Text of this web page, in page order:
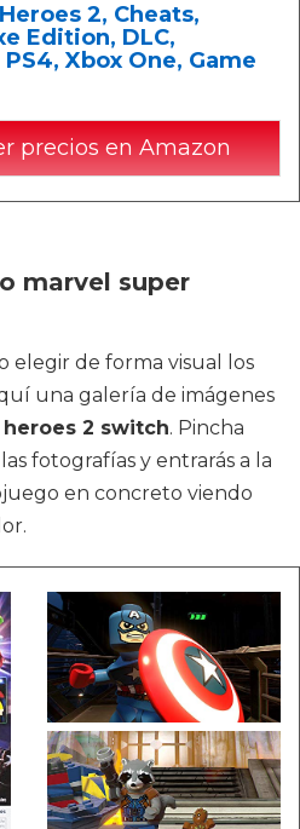
2, Cheats,
Edition, DLC,
Xbox One, Game
precios en Amazon
marvel super
elegir de forma visual los
una galería de imágenes
2 switch. Pincha
fotografías y entrarás a la
en concreto viendo